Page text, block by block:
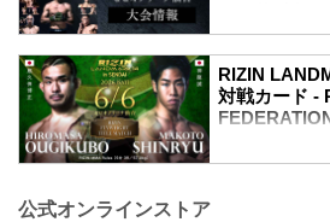
5/22（金）更新
5/23（土）10時
決定！
決定！RIZIN
RIZIN
対戦カード -
公式オンラインストア